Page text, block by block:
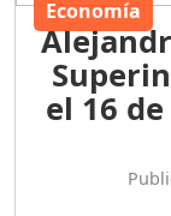
Economía
el 16